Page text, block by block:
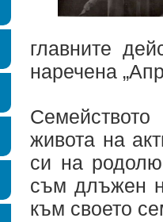
главните
наречена
живота на
си на
съм длъжен
към своето